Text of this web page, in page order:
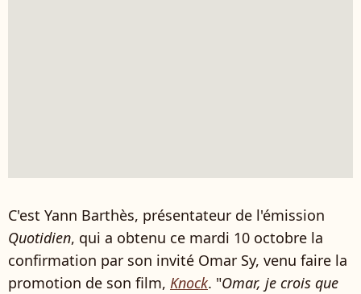
C'est Yann Barthès, présentateur de l'émission
Quotidien, qui a obtenu ce mardi 10 octobre la
confirmation par son invité Omar Sy, venu faire la
promotion de son film, Knock. "Omar, je crois que